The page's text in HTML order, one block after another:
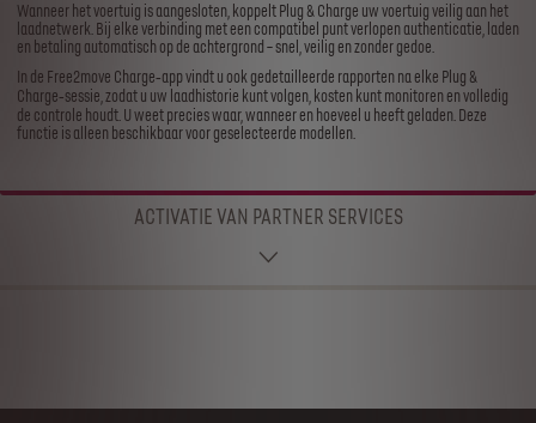
Wanneer het voertuig is aangesloten, koppelt Plug & Charge uw voertuig veilig aan het
laadnetwerk. Bij elke verbinding met een compatibel punt verlopen authenticatie, laden
en betaling automatisch op de achtergrond – snel, veilig en zonder gedoe.
In de Free2move Charge‑app vindt u ook gedetailleerde rapporten na elke Plug &
Charge‑sessie, zodat u uw laadhistorie kunt volgen, kosten kunt monitoren en volledig
de controle houdt. U weet precies waar, wanneer en hoeveel u heeft geladen. Deze
functie is alleen beschikbaar voor geselecteerde modellen.
ACTIVATIE VAN PARTNER SERVICES